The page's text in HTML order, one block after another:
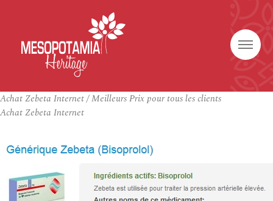
Achat Zebeta Internet / Meilleurs Prix pour tous les clients
Achat Zebeta Internet